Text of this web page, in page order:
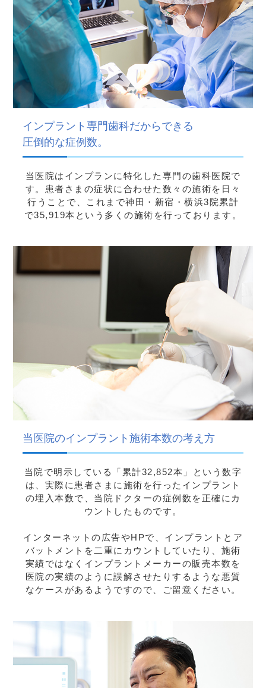
インプラント専門歯科だからできる
圧倒的な症例数。
当医院はインプランに特化した専門の歯科医院で
す。患者さまの症状に合わせた数々の施術を日々
行うことで、これまで神田・新宿・横浜3院累計
で35,919本という多くの施術を行っております。
当医院のインプラント施術本数の考え方
当院で明示している「累計32,852本」という数字
は、実際に患者さまに施術を行ったインプラント
の埋入本数で、当院ドクターの症例数を正確にカ
ウントしたものです。
インターネットの広告やHPで、インプラントとア
バットメントを二重にカウントしていたり、施術
実績ではなくインプラントメーカーの販売本数を
医院の実績のように誤解させたりするような悪質
なケースがあるようですので、ご留意ください。